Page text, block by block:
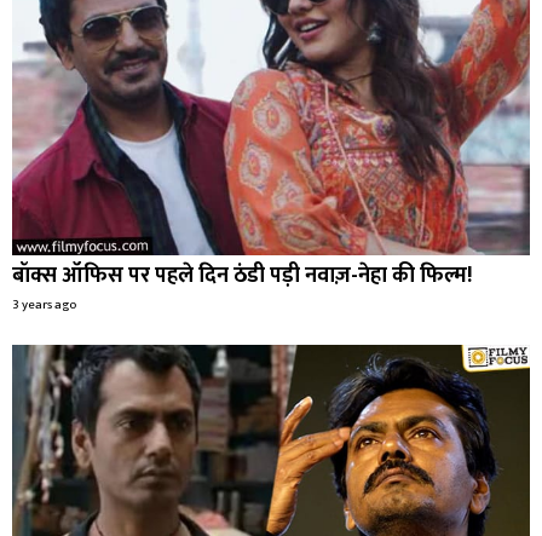
बॉक्स ऑफिस पर पहले दिन ठंडी पड़ी नवाज़-नेहा की फिल्म!
3 years ago